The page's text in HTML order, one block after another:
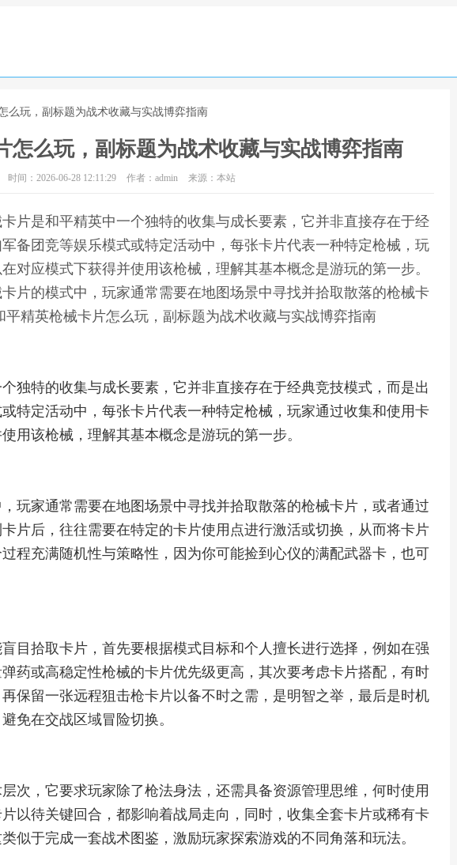
么玩，副标题为战术收藏与实战博弈指南
怎么玩，副标题为战术收藏与实战博弈指南
时间：2026-06-28 12:11:29 作者：admin 来源：本站
片是和平精英中一个独特的收集与成长要素，它并非直接存在于经
备团竞等娱乐模式或特定活动中，每张卡片代表一种特定枪械，玩
对应模式下获得并使用该枪械，理解其基本概念是游玩的第一步。
片的模式中，玩家通常需要在地图场景中寻找并拾取散落的枪械卡
平精英枪械卡片怎么玩，副标题为战术收藏与实战博弈指南
独特的收集与成长要素，它并非直接存在于经典竞技模式，而是出
特定活动中，每张卡片代表一种特定枪械，玩家通过收集和使用卡
用该枪械，理解其基本概念是游玩的第一步。
玩家通常需要在地图场景中寻找并拾取散落的枪械卡片，或者通过
片后，往往需要在特定的卡片使用点进行激活或切换，从而将卡片
程充满随机性与策略性，因为你可能捡到心仪的满配武器卡，也可
目拾取卡片，首先要根据模式目标和个人擅长进行选择，例如在强
药或高稳定性枪械的卡片优先级更高，其次要考虑卡片搭配，有时
保留一张远程狙击枪卡片以备不时之需，是明智之举，最后是时机
免在交战区域冒险切换。
次，它要求玩家除了枪法身法，还需具备资源管理思维，何时使用
以待关键回合，都影响着战局走向，同时，收集全套卡片或稀有卡
似于完成一套战术图鉴，激励玩家探索游戏的不同角落和玩法。